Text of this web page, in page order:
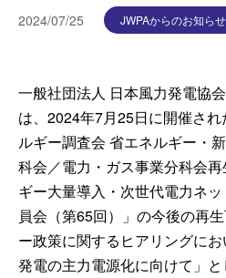
2024/07/25 JWPAからのお知らせ
一般社団法人 日本風力発電協会
は、2024年7月25日に開催さ
ルギー調査会 省エネルギー・
科会／電力・ガス事業分科会
ギー大量導入・次世代電力ネ
員会（第65回）」の今後の再
ー政策に関するヒアリングに
発電の主力電源化に向けて」